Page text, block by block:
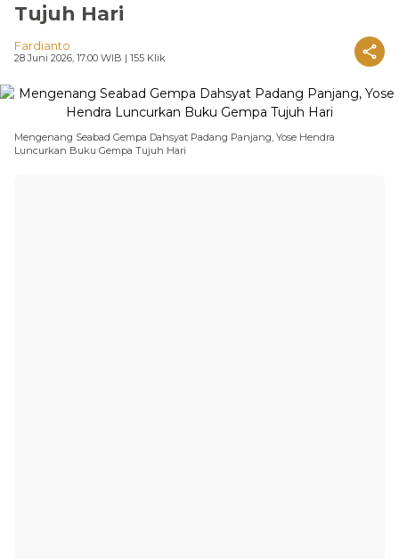
Tujuh Hari
Fardianto
28 Juni 2026, 17:00 WIB | 155 Klik
Mengenang Seabad Gempa Dahsyat Padang Panjang, Yose Hendra
Luncurkan Buku Gempa Tujuh Hari